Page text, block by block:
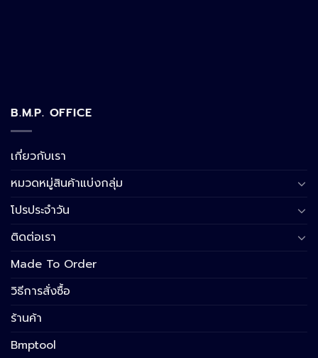
B.M.P. OFFICE
เกี่ยวกับเรา
หมวดหมู่สินค้าแบ่งกลุ่ม
โปรประจำวัน
ติดต่อเรา
Made To Order
วิธีการสั่งซื้อ
ร้านค้า
Bmptool